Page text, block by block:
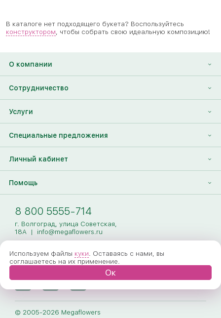
В каталоге нет подходящего букета? Воспользуйтесь
конструктором, чтобы собрать свою идеальную композицию!
8 800 5555-714
г. Волгоград, улица Советская,
18А | info@megaflowers.ru
О компании
О нас
Контакты
Видеогалерея
Новости
Сотрудничество
Франшиза
Партнеры Megaflowers
Услуги
Найти друга
Доставка цветов за границу
Специальные предложения
Накопительные скидки
Личный кабинет
Вход
Помощь
Оплата
Гарантии
Как заказать
Вопрос-ответ
Обработка персональных данных
© 2005-2026 Megaflowers
Используем файлы куки. Оставаясь с нами, вы
соглашаетесь на их применение.
Ок